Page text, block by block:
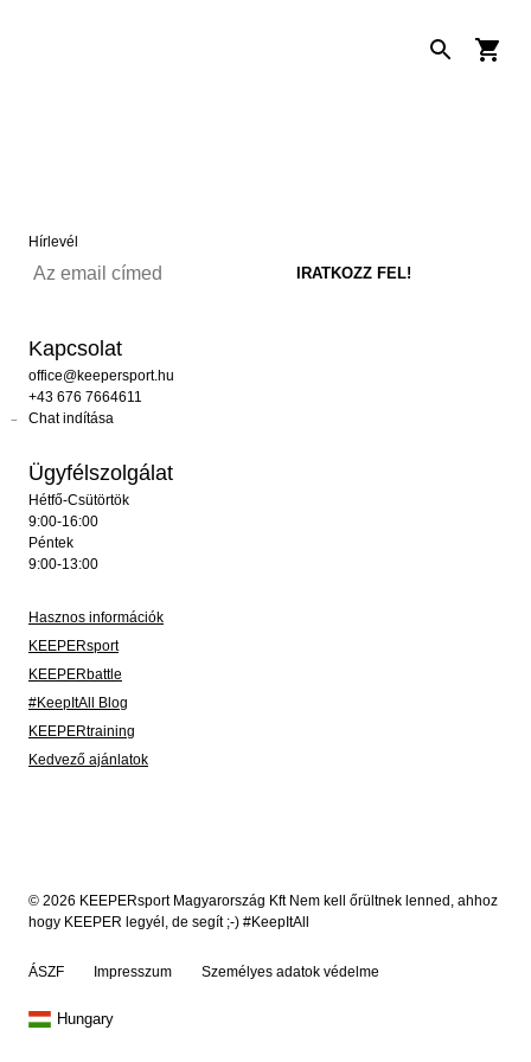
Hírlevél
Kapcsolat
office@keepersport.hu
+43 676 7664611
Chat indítása
Ügyfélszolgálat
Hétfő-Csütörtök
9:00-16:00
Péntek
9:00-13:00
Hasznos információk
KEEPERsport
KEEPERbattle
#KeepItAll Blog
KEEPERtraining
Kedvező ajánlatok
© 2026 KEEPERsport Magyarország Kft Nem kell őrültnek lenned, ahhoz
hogy KEEPER legyél, de segít ;-) #KeepItAll
ÁSZF Impresszum Személyes adatok védelme
Hungary